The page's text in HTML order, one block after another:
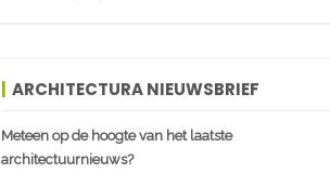
ARCHITECTURA NIEUWSBRIEF
Meteen op de hoogte van het laatste
architectuurnieuws?